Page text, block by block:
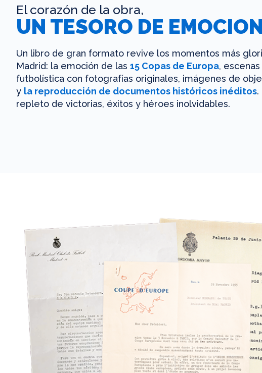
El corazón de la obra,
UN TESORO DE
Un libro de gran formato revive los momentos más
Madrid: la emoción de las 15 Copas de Europa,
futbolística con fotografías originales, imágenes de
y la reproducción de documentos históricos inéditos.
repleto de victorias, éxitos y héroes inolvidables.